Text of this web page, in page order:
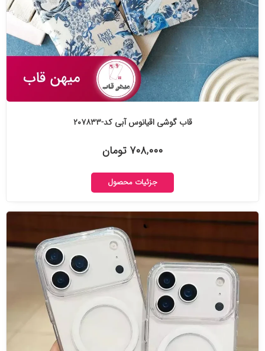
قاب گوشی اقیانوس آبی کد-۲۰۷۸۳۳
۷۰۸,۰۰۰ تومان
جزئیات محصول